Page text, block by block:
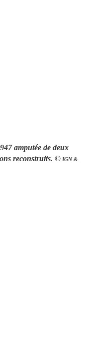
amputée de deux
reconstruits. © IGN &